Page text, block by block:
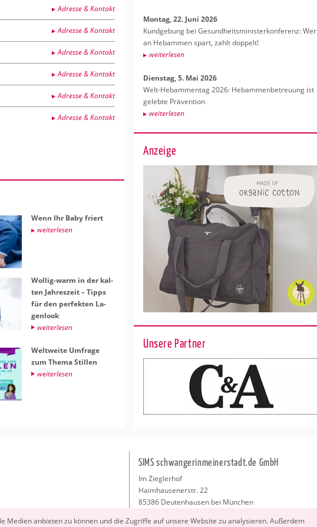
Adresse & Kontakt
Adresse & Kontakt
Adresse & Kontakt
Adresse & Kontakt
Adresse & Kontakt
Adresse & Kontakt
Wenn Ihr Baby friert
wei­ter­le­sen
Wol­lig-warm in der kal­
ten Jah­res­zeit – Tipps
für den per­fek­ten La­
gen­look
wei­ter­le­sen
Welt­wei­te Um­fra­ge
zum Thema Stil­len
wei­ter­le­sen
Mon­tag, 22. Juni 2026
Kund­ge­bung bei Ge­sund­heits­mi­nis­ter­kon­fe­renz: Wer
an Heb­am­men spart, zahlt dop­pelt!
wei­ter­le­sen
Diens­tag, 5. Mai 2026
Welt-Heb­am­men­tag 2026: Heb­am­men­be­treu­ung ist
ge­leb­te Prä­ven­ti­on
wei­ter­le­sen
Anzeige
Unsere Partner
Me­di­en an­bie­ten zu kön­nen und die Zu­grif­fe auf un­se­re Web­site zu ana­ly­sie­ren. Au­ßer­dem
SIMS schwangerinmeinerstadt.de GmbH
Im Zieglerhof
Haimhausenerstr. 22
85386 Deutenhausen bei München